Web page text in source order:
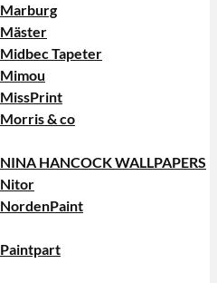
Marburg
Mäster
Midbec Tapeter
Mimou
MissPrint
Morris & co
NINA HANCOCK WALLPAPERS
Nitor
NordenPaint
Paintpart